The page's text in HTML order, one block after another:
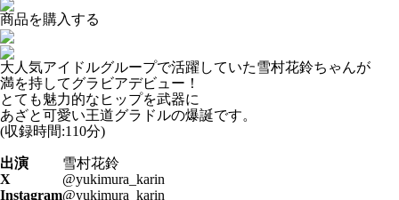
商品を購入する
大人気アイドルグループで活躍していた雪村花鈴ちゃんが
満を持してグラビアデビュー！
とても魅力的なヒップを武器に
あざと可愛い王道グラドルの爆誕です。
(収録時間:110分)
出演
雪村花鈴
X
@yukimura_karin
Instagram@yukimura_karin